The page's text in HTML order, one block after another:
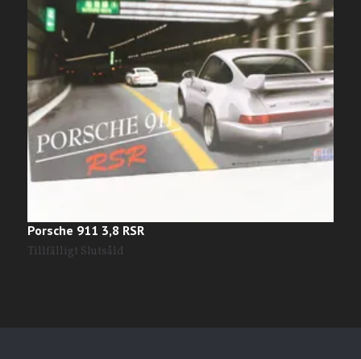
Porsche 911 3,8 RSR
Tillfälligt Slutsåld